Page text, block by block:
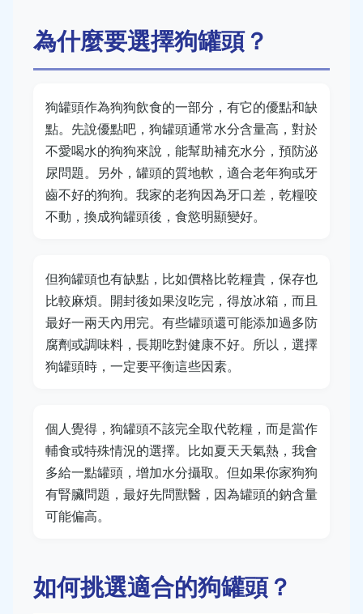
為什麼要選擇狗罐頭？
狗罐頭作為狗狗飲食的一部分，有它的優點和缺
點。先說優點吧，狗罐頭通常水分含量高，對於
不愛喝水的狗狗來說，能幫助補充水分，預防泌
尿問題。另外，罐頭的質地軟，適合老年狗或牙
齒不好的狗狗。我家的老狗因為牙口差，乾糧咬
不動，換成狗罐頭後，食慾明顯變好。
但狗罐頭也有缺點，比如價格比乾糧貴，保存也
比較麻煩。開封後如果沒吃完，得放冰箱，而且
最好一兩天內用完。有些罐頭還可能添加過多防
腐劑或調味料，長期吃對健康不好。所以，選擇
狗罐頭時，一定要平衡這些因素。
個人覺得，狗罐頭不該完全取代乾糧，而是當作
輔食或特殊情況的選擇。比如夏天天氣熱，我會
多給一點罐頭，增加水分攝取。但如果你家狗狗
有腎臟問題，最好先問獸醫，因為罐頭的鈉含量
可能偏高。
如何挑選適合的狗罐頭？